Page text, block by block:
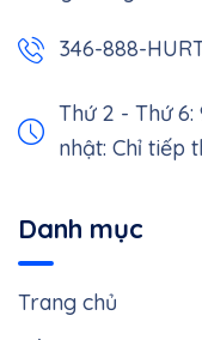
346-888-
Thứ 2 - Thứ 6:
nhật: Chỉ tiếp
Danh mục
Trang chủ